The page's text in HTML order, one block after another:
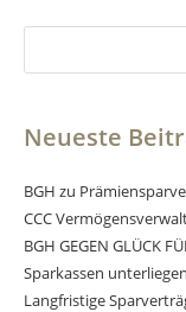
Neueste
BGH zu
CCC
BGH GEGEN GLÜCK
Sparkassen
Langfristige